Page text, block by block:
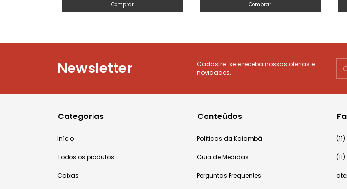
Comprar Comprar
Newsletter
Cadastre-se e receba nossas ofertas e
novidades.
Categorias
Início
Todos os produtos
Caixas
Conteúdos
Políticas da Kaiambá
Guia de Medidas
Perguntas Frequentes